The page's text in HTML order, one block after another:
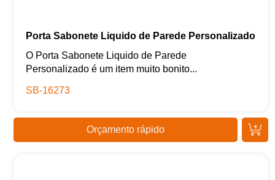
Porta Sabonete Liquido de Parede Personalizado
O Porta Sabonete Liquido de Parede
Personalizado é um item muito bonito...
SB-16273
Orçamento rápido